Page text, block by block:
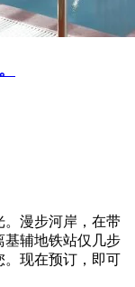
。漫步河岸，在带
基辅地铁站仅几步
。现在预订，即可